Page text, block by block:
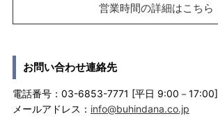
営業時間の詳細はこちら
お問い合わせ連絡先
電話番号：03-6853-7771 [平日 9:00－17:00]
メールアドレス： info@buhindana.co.jp